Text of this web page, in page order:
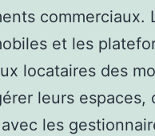
commerciaux.
et les
locataires des
leurs espaces,
les